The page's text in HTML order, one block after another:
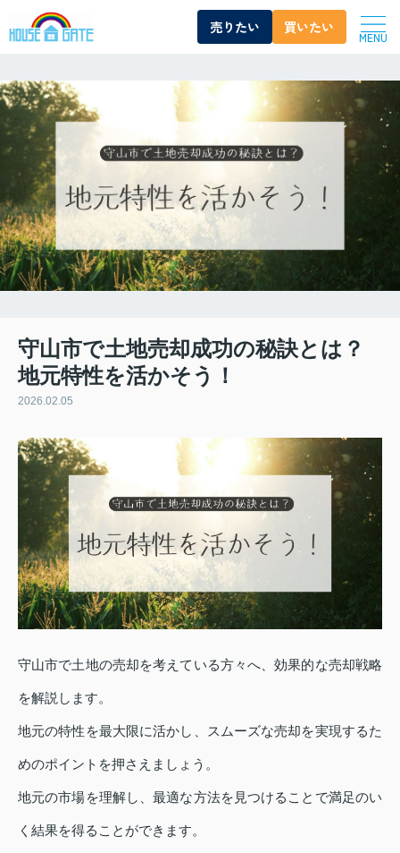
売りたい 買いたい
MENU
守山市で土地売却成功の秘訣とは？
地元特性を活かそう！
2026.02.05
守山市で土地の売却を考えている方々へ、効果的な売却戦略
を解説します。
地元の特性を最大限に活かし、スムーズな売却を実現するた
めのポイントを押さえましょう。
地元の市場を理解し、最適な方法を見つけることで満足のい
く結果を得ることができます。